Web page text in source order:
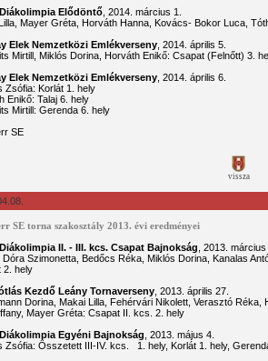
Elődöntő, 2014. március 1.
Mayer Gréta, Horváth Hanna, Kovács- Bokor Luca,
Elek Nemzetközi Emlékverseny, 2014. április 5.
Mirtill, Miklós Dorina, Horváth Enikő: Csapat (Felnőtt) 3.
Elek Nemzetközi Emlékverseny, 2014. április 6.
Zsófia: Korlát 1. hely
Enikő: Talaj 6. hely
Mirtill: Gerenda 6. hely
SE
vissza
SE torna szakosztály 2013. évi eredményei
II. - III. kcs. Csapat Bajnokság , 2013.
Dóra Szimonetta, Bedőcs Réka, Miklós Dorina, Kanalas
2. hely
Kezdő Leány Tornaverseny, 2013. április 27.
Dorina, Makai Lilla, Fehérvári Nikolett, Verasztó
Mayer Gréta: Csapat II. kcs. 2. hely
Egyéni Bajnokság , 2013. május 4.
Zsófia: Összetett III-IV. kcs. 1. hely, Korlát 1. hely,